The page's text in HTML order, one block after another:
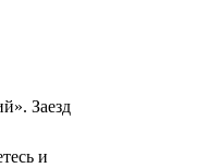
Заезд
и